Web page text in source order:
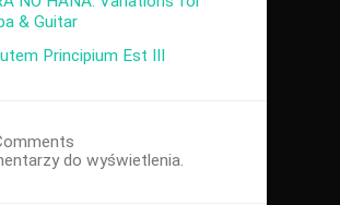
& Guitar
Principium Est III
do wyświetlenia.